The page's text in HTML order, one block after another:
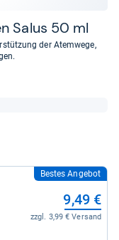
lassen
Salus 50 ml
der Atemwege,
Bestes Angebot
9,49 €
zzgl. 3,99 € Versand